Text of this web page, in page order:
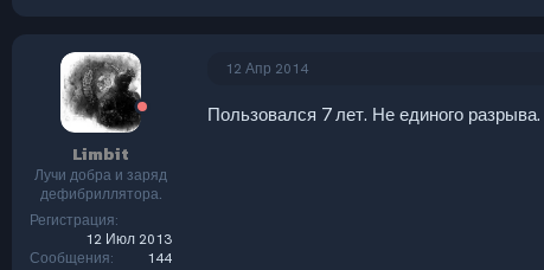
Limbit
Лучи добра и заряд
дефибриллятора.
Регистрация
12 Июл 2013
Сообщения
144
12 Апр 2014
Пользовался 7 лет. Не единого разрыва.